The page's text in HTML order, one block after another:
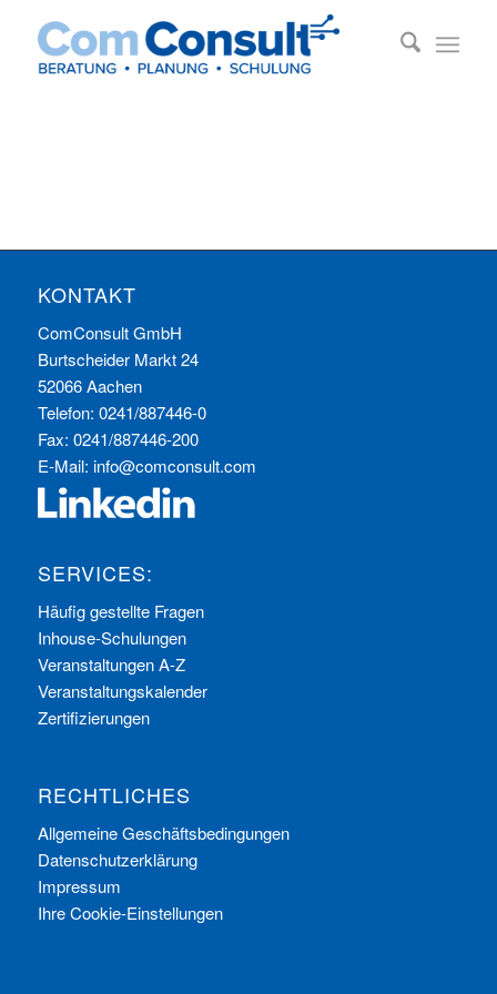
KONTAKT
ComConsult GmbH
Burtscheider Markt 24
52066 Aachen
Telefon: 0241/887446-0
Fax: 0241/887446-200
E-Mail: info@comconsult.com
SERVICES:
Häufig gestellte Fragen
Inhouse-Schulungen
Veranstaltungen A-Z
Veranstaltungskalender
Zertifizierungen
RECHTLICHES
Allgemeine Geschäftsbedingungen
Datenschutzerklärung
Impressum
Ihre Cookie-Einstellungen